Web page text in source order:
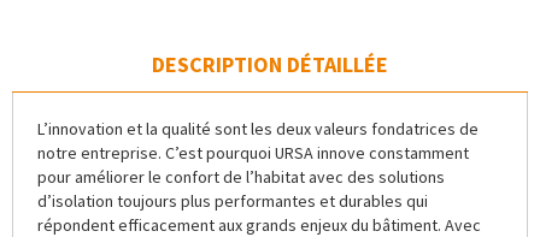
DESCRIPTION DÉTAILLÉE
L’innovation et la qualité sont les deux valeurs fondatrices de
notre entreprise. C’est pourquoi URSA innove constamment
pour améliorer le confort de l’habitat avec des solutions
d’isolation toujours plus performantes et durables qui
répondent efficacement aux grands enjeux du bâtiment. Avec